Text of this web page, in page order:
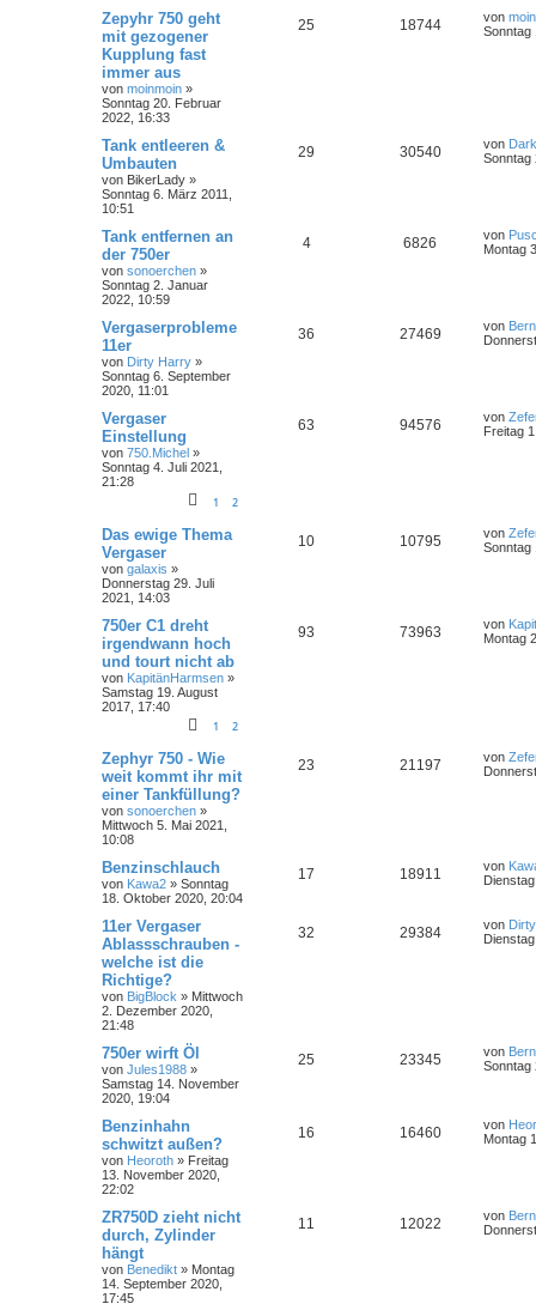
Zepyhr 750 geht
mit gezogener
Kupplung fast
immer aus
von moinmoin »
Sonntag 20. Februar
2022, 16:33
25 18744 von
Sonntag
Tank entleeren &
Umbauten
von BikerLady »
Sonntag 6. März 2011,
10:51
29 30540 von
Sonntag
Tank entfernen an
der 750er
von sonoerchen »
Sonntag 2. Januar
2022, 10:59
4 6826 von
Montag
Vergaserprobleme
11er
von Dirty Harry »
Sonntag 6. September
2020, 11:01
36 27469 von
Vergaser
Einstellung
von 750.Michel »
Sonntag 4. Juli 2021,
21:28
1 2
63 94576 von
Freitag
Das ewige Thema
Vergaser
von galaxis »
Donnerstag 29. Juli
2021, 14:03
10 10795 von
Sonntag
750er C1 dreht
irgendwann hoch
und tourt nicht ab
von KapitänHarmsen »
Samstag 19. August
2017, 17:40
1 2
93 73963 von
Montag
Zephyr 750 - Wie
weit kommt ihr mit
einer Tankfüllung?
von sonoerchen »
Mittwoch 5. Mai 2021,
10:08
23 21197 von
Benzinschlauch
von Kawa2 » Sonntag
18. Oktober 2020, 20:04
17 18911 von
11er Vergaser
Ablassschrauben -
welche ist die
Richtige?
von BigBlock » Mittwoch
2. Dezember 2020,
21:48
32 29384 von
750er wirft Öl
von Jules1988 »
Samstag 14. November
2020, 19:04
25 23345 von
Sonntag
Benzinhahn
schwitzt außen?
von Heoroth » Freitag
13. November 2020,
22:02
16 16460 von
Montag
ZR750D zieht nicht
durch, Zylinder
hängt
von Benedikt » Montag
14. September 2020,
17:45
11 12022 von